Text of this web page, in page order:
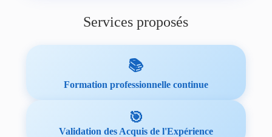
Services proposés
📚
Formation professionnelle continue
🎯
Validation des Acquis de l'Expérience